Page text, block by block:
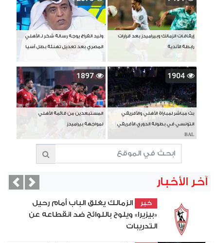
إيقافات الزمالك وبيراميدز بعد قرارات
رابطة الأندية
وليد الفراج يوجه رسالة شكر لـ الأهلي
المصري بعد تعديل تهنئة بطل آسيا
1904
بث مباشر لمباراة الأهلي والأفريقي
التونسي في بطولة الدوري الأفريقي
BAL
1897
المستبعدين من قائمة الأهلي
لمواجهة بيراميدز
آخر الأخبار
خبر
الزمالك يغلق الباب أمام رحيل
«بيزيرا» ويلوح باللوائح ضد انقطاعه عن
التدريبات
Next